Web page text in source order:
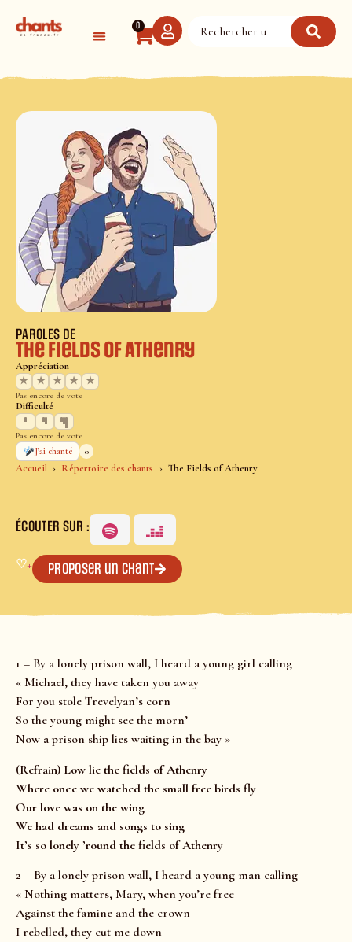
0
Accueil Répertoire des chants The Fields of Athenry
PAROLES DE
The Fields of Athenry
Appréciation
★
★ ★ ★ ★
Pas encore de vote
Difficulté
Pas encore de vote
J’ai chanté
0
ÉCOUTER SUR :
♡+ Proposer un chant
1 – By a lonely prison wall, I heard a young girl calling
« Michael, they have taken you away
For you stole Trevelyan’s corn
So the young might see the morn’
Now a prison ship lies waiting in the bay »
(Refrain) Low lie the fields of Athenry
Where once we watched the small free birds fly
Our love was on the wing
We had dreams and songs to sing
It’s so lonely ’round the fields of Athenry
2 – By a lonely prison wall, I heard a young man calling
« Nothing matters, Mary, when you’re free
Against the famine and the crown
I rebelled, they cut me down